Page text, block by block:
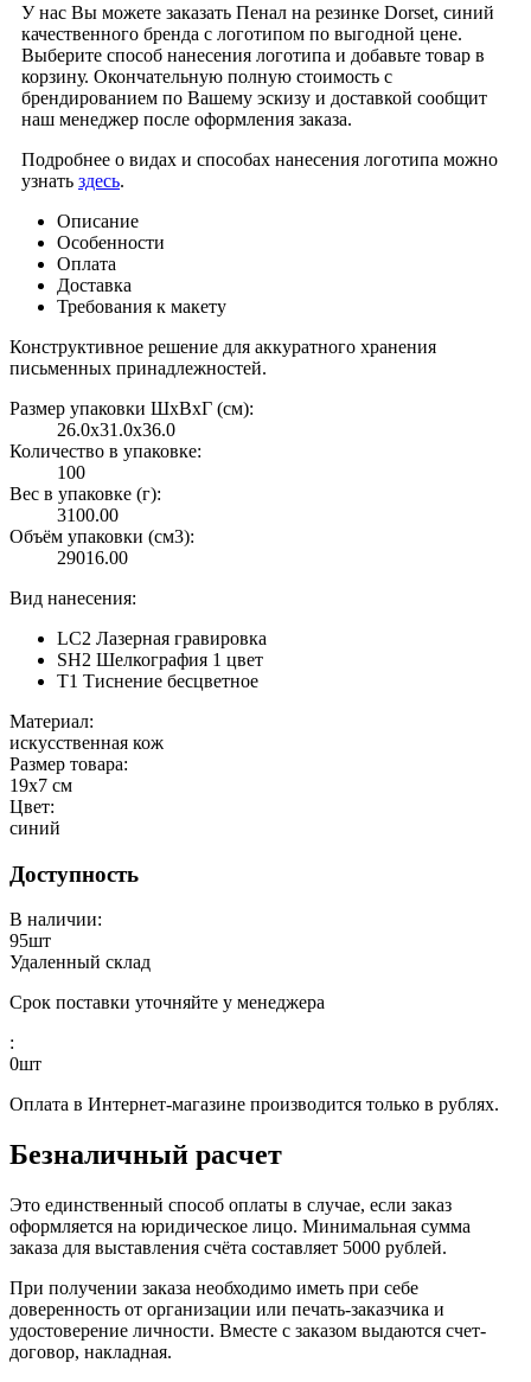
У нас Вы можете заказать Пенал на резинке Dorset, синий
качественного бренда с логотипом по выгодной цене.
Выберите способ нанесения логотипа и добавьте товар в
корзину. Окончательную полную стоимость с
брендированием по Вашему эскизу и доставкой сообщит
наш менеджер после оформления заказа.
Подробнее о видах и способах нанесения логотипа можно
узнать здесь.
Описание
Особенности
Оплата
Доставка
Требования к макету
Конструктивное решение для аккуратного хранения
письменных принадлежностей.
Размер упаковки ШxВxГ (см):
26.0x31.0x36.0
Количество в упаковке:
100
Вес в упаковке (г):
3100.00
Объём упаковки (см3):
29016.00
Вид нанесения:
LC2 Лазерная гравировка
SH2 Шелкография 1 цвет
T1 Тиснение бесцветное
Материал:
искусственная кож
Размер товара:
19х7 см
Цвет:
синий
Доступность
В наличии:
95шт
Удаленный склад
Срок поставки уточняйте у менеджера
:
0шт
Оплата в Интернет-магазине производится только в рублях.
Безналичный расчет
Это единственный способ оплаты в случае, если заказ
оформляется на юридическое лицо. Минимальная сумма
заказа для выставления счёта составляет 5000 рублей.
При получении заказа необходимо иметь при себе
доверенность от организации или печать-заказчика и
удостоверение личности. Вместе с заказом выдаются счет-
договор, накладная.